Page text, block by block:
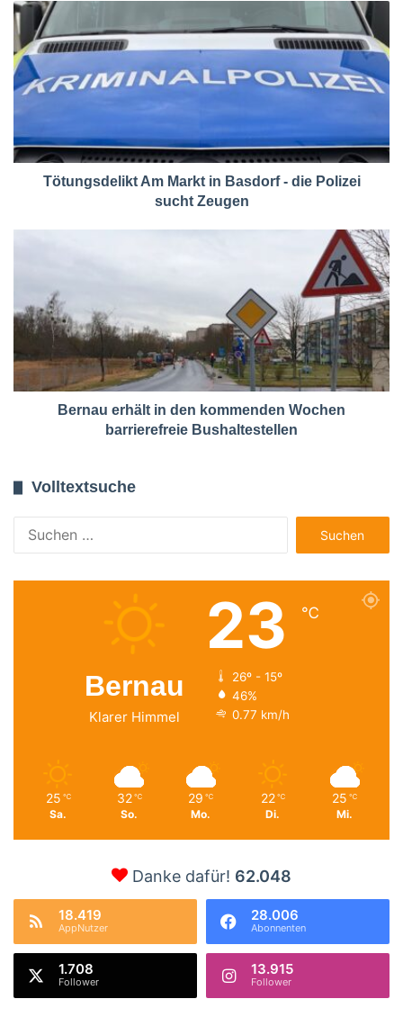
Tötungsdelikt Am Markt in Basdorf - die Polizei
sucht Zeugen
Bernau erhält in den kommenden Wochen
barrierefreie Bushaltestellen
Volltextsuche
nach:
Bernau
Klarer Himmel
23 ℃
26º - 15º
46%
0.77 km/h
25 ℃
Sa.
32 ℃
So.
29 ℃
Mo.
22 ℃
Di.
25 ℃
Mi.
Danke dafür! 62.048
18.419
AppNutzer
28.006
Abonnenten
1.708
Follower
13.915
Follower